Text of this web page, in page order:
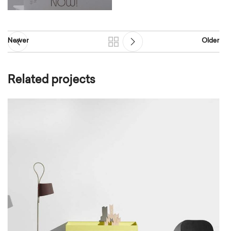
Newer Older
Related projects